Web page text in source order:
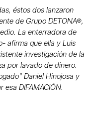
éstos dos lanzaron
de Grupo DETONA®,
La enterradora de
afirma que ella y Luis
investigación de la
por lavado de dinero.
Daniel Hinojosa y
DIFAMACIÓN.